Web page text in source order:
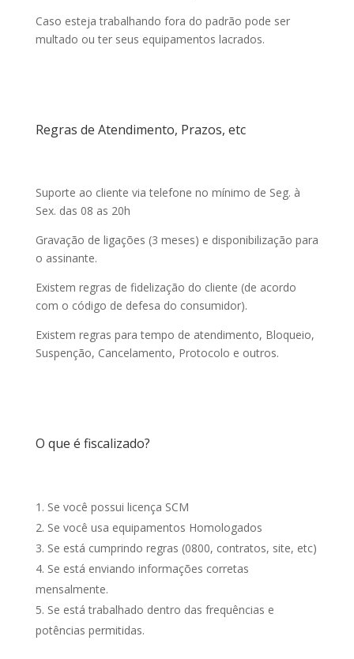
Caso esteja trabalhando fora do padrão pode ser
multado ou ter seus equipamentos lacrados.
Regras de Atendimento, Prazos, etc
Suporte ao cliente via telefone no mínimo de Seg. à
Sex. das 08 as 20h
Gravação de ligações (3 meses) e disponibilização para
o assinante.
Existem regras de fidelização do cliente (de acordo
com o código de defesa do consumidor).
Existem regras para tempo de atendimento, Bloqueio,
Suspenção, Cancelamento, Protocolo e outros.
O que é fiscalizado?
Se você possui licença SCM
Se você usa equipamentos Homologados
Se está cumprindo regras (0800, contratos, site, etc)
Se está enviando informações corretas
mensalmente.
Se está trabalhado dentro das frequências e
potências permitidas.